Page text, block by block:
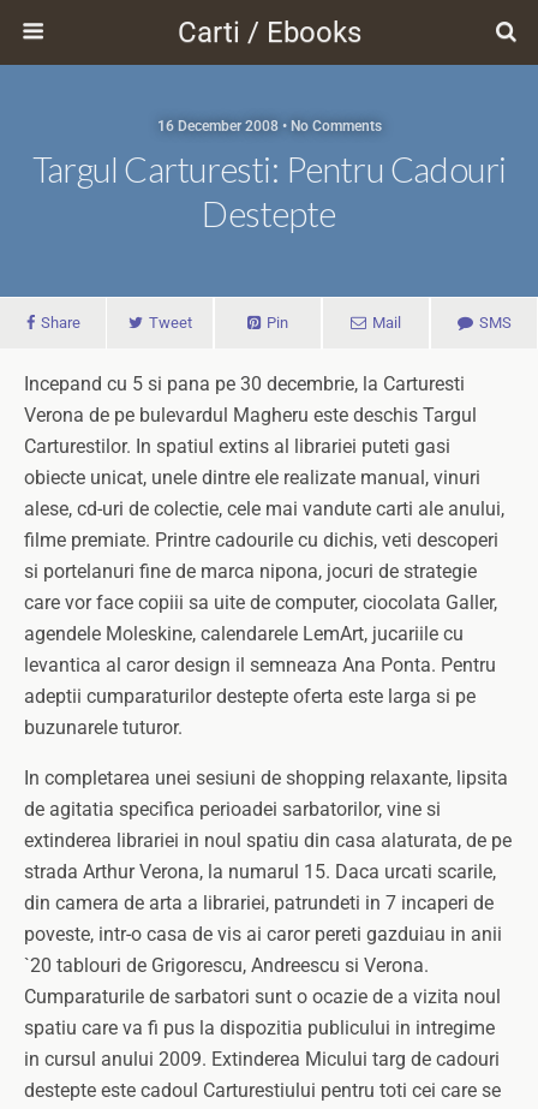
Carti / Ebooks
16 December 2008 • No Comments
Targul Carturesti: Pentru Cadouri
Destepte
Share Tweet Pin Mail SMS
Incepand cu 5 si pana pe 30 decembrie, la Carturesti
Verona de pe bulevardul Magheru este deschis Targul
Carturestilor. In spatiul extins al librariei puteti gasi
obiecte unicat, unele dintre ele realizate manual, vinuri
alese, cd-uri de colectie, cele mai vandute carti ale anului,
filme premiate. Printre cadourile cu dichis, veti descoperi
si portelanuri fine de marca nipona, jocuri de strategie
care vor face copiii sa uite de computer, ciocolata Galler,
agendele Moleskine, calendarele LemArt, jucariile cu
levantica al caror design il semneaza Ana Ponta. Pentru
adeptii cumparaturilor destepte oferta este larga si pe
buzunarele tuturor.
In completarea unei sesiuni de shopping relaxante, lipsita
de agitatia specifica perioadei sarbatorilor, vine si
extinderea librariei in noul spatiu din casa alaturata, de pe
strada Arthur Verona, la numarul 15. Daca urcati scarile,
din camera de arta a librariei, patrundeti in 7 incaperi de
poveste, intr-o casa de vis ai caror pereti gazduiau in anii
`20 tablouri de Grigorescu, Andreescu si Verona.
Cumparaturile de sarbatori sunt o ocazie de a vizita noul
spatiu care va fi pus la dispozitia publicului in intregime
in cursul anului 2009. Extinderea Micului targ de cadouri
destepte este cadoul Carturestiului pentru toti cei care se